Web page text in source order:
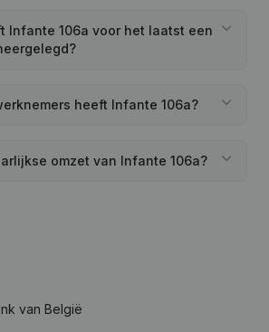
Infante 106a voor het laatst een
heeft Infante 106a?
omzet van Infante 106a?
van België